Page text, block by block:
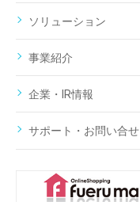
ソリューション
事業紹介
企業・IR情報
サポート・お問い合せ